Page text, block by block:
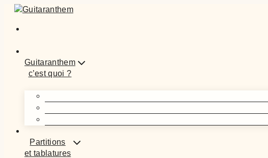
Aller
contenu
Guitaranthem
c’est quoi ?
Partitions
et tablatures